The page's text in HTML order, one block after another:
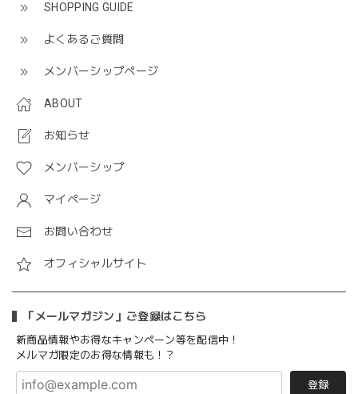
SHOPPING GUIDE
よくあるご質問
メンバーシップページ
ABOUT
お知らせ
メンバーシップ
マイページ
お問い合わせ
オフィシャルサイト
「メールマガジン」ご登録はこちら
新商品情報やお得なキャンペーン等を配信中！
メルマガ限定のお得な情報も！？
登録